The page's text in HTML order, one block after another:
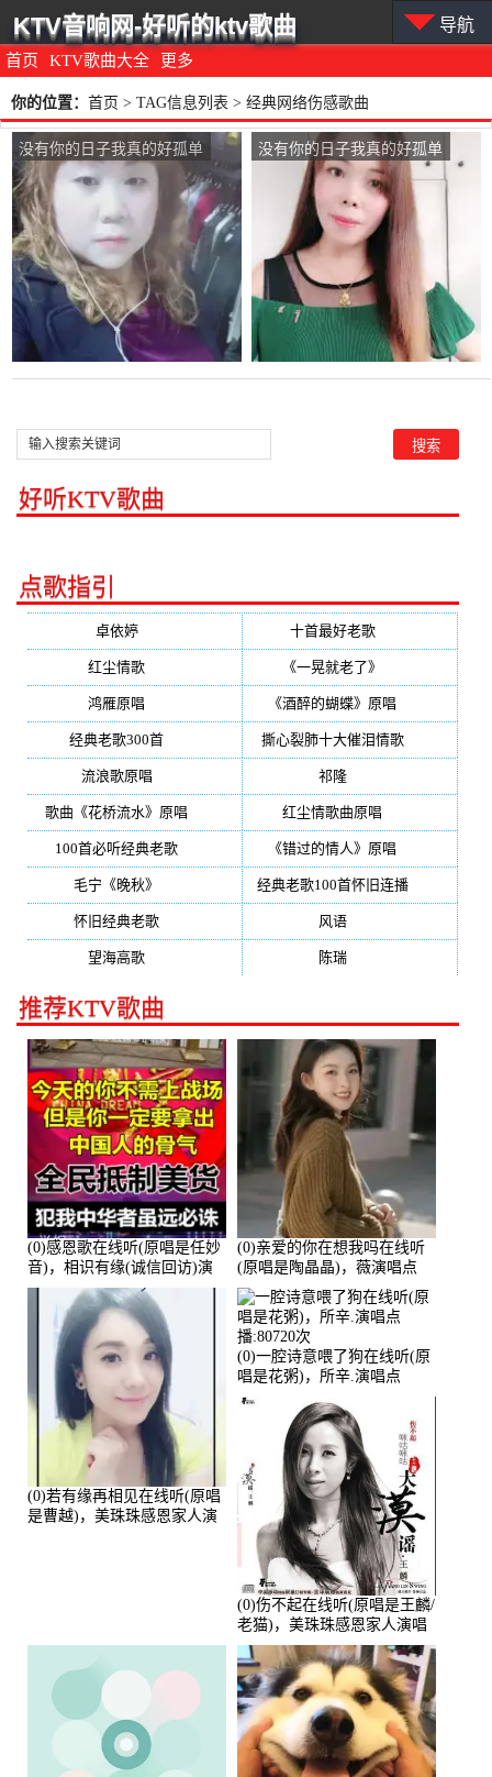
首页 KTV歌曲大全 更多
KTV音响网-好听的ktv歌曲 导航
你的位置： 首页 > TAG信息列表 > 经典网络伤感歌曲
没有你的日子我真的好孤单
在线听(原唱是韩晶)，牵手
人生（拒礼，花花支持互动
快乐）演唱点播:30445次
没有你的日子我真的好孤单
在线听(原唱是韩晶)，芳
华 丽人演唱点播:41次
好听KTV歌曲
点歌指引
卓依婷(350) 十首最好老歌(300)
红尘情歌 《一晃就老了》
鸿雁原唱 《酒醉的蝴蝶》原唱
经典老歌300首 撕心裂肺十大催泪情歌(195)
流浪歌原唱 祁隆(188)
歌曲《花桥流水》原唱 红尘情歌曲原唱
100首必听经典老歌 《错过的情人》原唱
毛宁《晚秋》 经典老歌100首怀旧连播(134)
怀旧经典老歌 风语(132)
望海高歌 陈瑞(128)
推荐KTV歌曲
(0)感恩歌在线听(原唱是任妙
音)，相识有缘(诚信回访)演
唱点播:161288次
(0)亲爱的你在想我吗在线听
(原唱是陶晶晶)，薇演唱点
播:159722次
(0)若有缘再相见在线听(原唱
是曹越)，美珠珠感恩家人演
(0)一腔诗意喂了狗在线听(原
唱是花粥)，所辛.演唱点
播:80720次
(0)伤不起在线听(原唱是王麟/
老猫)，美珠珠感恩家人演唱
点播:80218次